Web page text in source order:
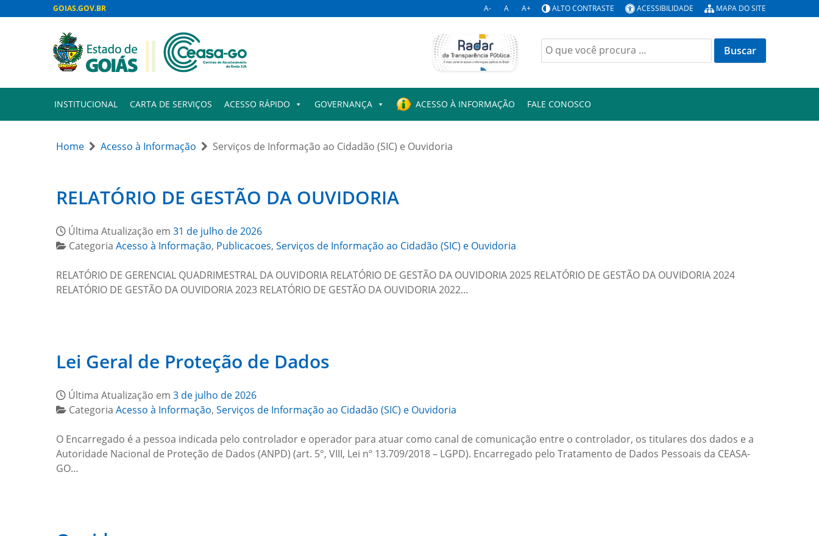
GOIAS.GOV.BR A- A A+ ALTO CONTRASTE ACESSIBILIDADE MAPA DO SITE
Buscar
por:
INSTITUCIONAL CARTA DE SERVIÇOS ACESSO RÁPIDO GOVERNANÇA ACESSO À INFORMAÇÃO FALE CONOSCO
Home Acesso à Informação Serviços de Informação ao Cidadão (SIC) e Ouvidoria
RELATÓRIO DE GESTÃO DA OUVIDORIA
Última Atualização em 31 de julho de 2026
Categoria Acesso à Informação, Publicacoes, Serviços de Informação ao Cidadão (SIC) e Ouvidoria
RELATÓRIO DE GERENCIAL QUADRIMESTRAL DA OUVIDORIA RELATÓRIO DE GESTÃO DA OUVIDORIA 2025 RELATÓRIO DE GESTÃO DA OUVIDORIA 2024
RELATÓRIO DE GESTÃO DA OUVIDORIA 2023 RELATÓRIO DE GESTÃO DA OUVIDORIA 2022…
Lei Geral de Proteção de Dados
Última Atualização em 3 de julho de 2026
Categoria Acesso à Informação, Serviços de Informação ao Cidadão (SIC) e Ouvidoria
O Encarregado é a pessoa indicada pelo controlador e operador para atuar como canal de comunicação entre o controlador, os titulares dos dados e a
Autoridade Nacional de Proteção de Dados (ANPD) (art. 5°, VIII, Lei nº 13.709/2018 – LGPD). Encarregado pelo Tratamento de Dados Pessoais da CEASA-
GO…